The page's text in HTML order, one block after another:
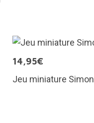
14,95€
Jeu miniature Simon